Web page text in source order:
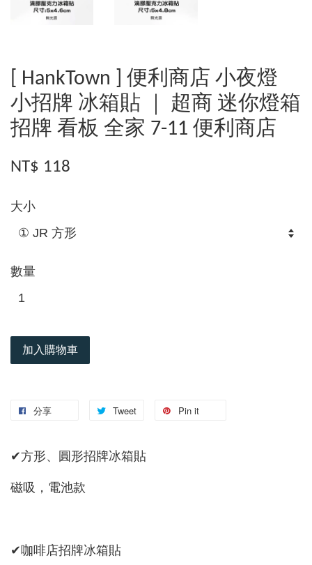
[ HankTown ] 便利商店 小夜燈
小招牌 冰箱貼 ｜ 超商 迷你燈箱
招牌 看板 全家 7-11 便利商店
NT$ 118
大小
數量
加入購物車
分享 Tweet Pin it
✔方形、圓形招牌冰箱貼
磁吸，電池款
✔咖啡店招牌冰箱貼